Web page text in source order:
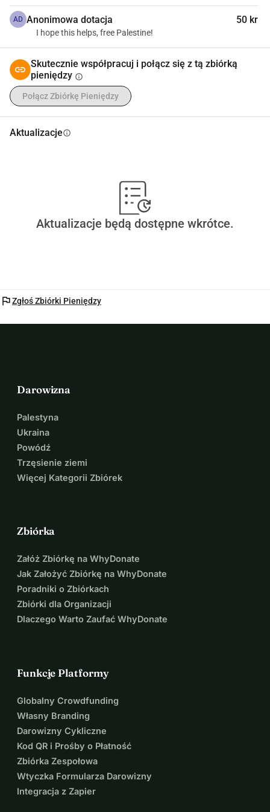
AD Anonimowa dotacja 50 kr
I hope this helps, free Palestine!
Skutecznie współpracuj i połącz się z tą zbiórką
pieniędzy info
Połącz Zbiórkę Pieniędzy
Aktualizacjeinfo
Aktualizacje będą dostępne wkrótce.
flagZgłoś Zbiórki Pieniędzy
Darowizna
Palestyna
Ukraina
Powódź
Trzęsienie ziemi
Więcej Kategorii Zbiórek
Zbiórka
Załóż Zbiórkę na WhyDonate
Jak Założyć Zbiórkę na WhyDonate
Poradniki o Zbiórkach
Zbiórki dla Organizacji
Dlaczego Warto Zaufać WhyDonate
Funkcje Platformy
Globalny Crowdfunding
Własny Branding
Darowizny Cykliczne
Kod QR i Prośby o Płatność
Zbiórka Zespołowa
Wtyczka Formularza Darowizny
Integracja z Zapier